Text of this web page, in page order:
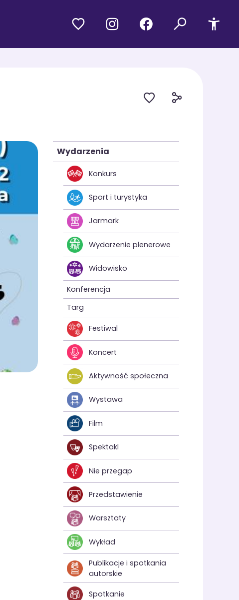
Wydarzenia
Konkurs
Sport i turystyka
Jarmark
Wydarzenie plenerowe
Widowisko
Konferencja
Targ
Festiwal
Koncert
Aktywność społeczna
Wystawa
Film
Spektakl
Nie przegap
Przedstawienie
Warsztaty
Wykład
Publikacje i spotkania
autorskie
Spotkanie